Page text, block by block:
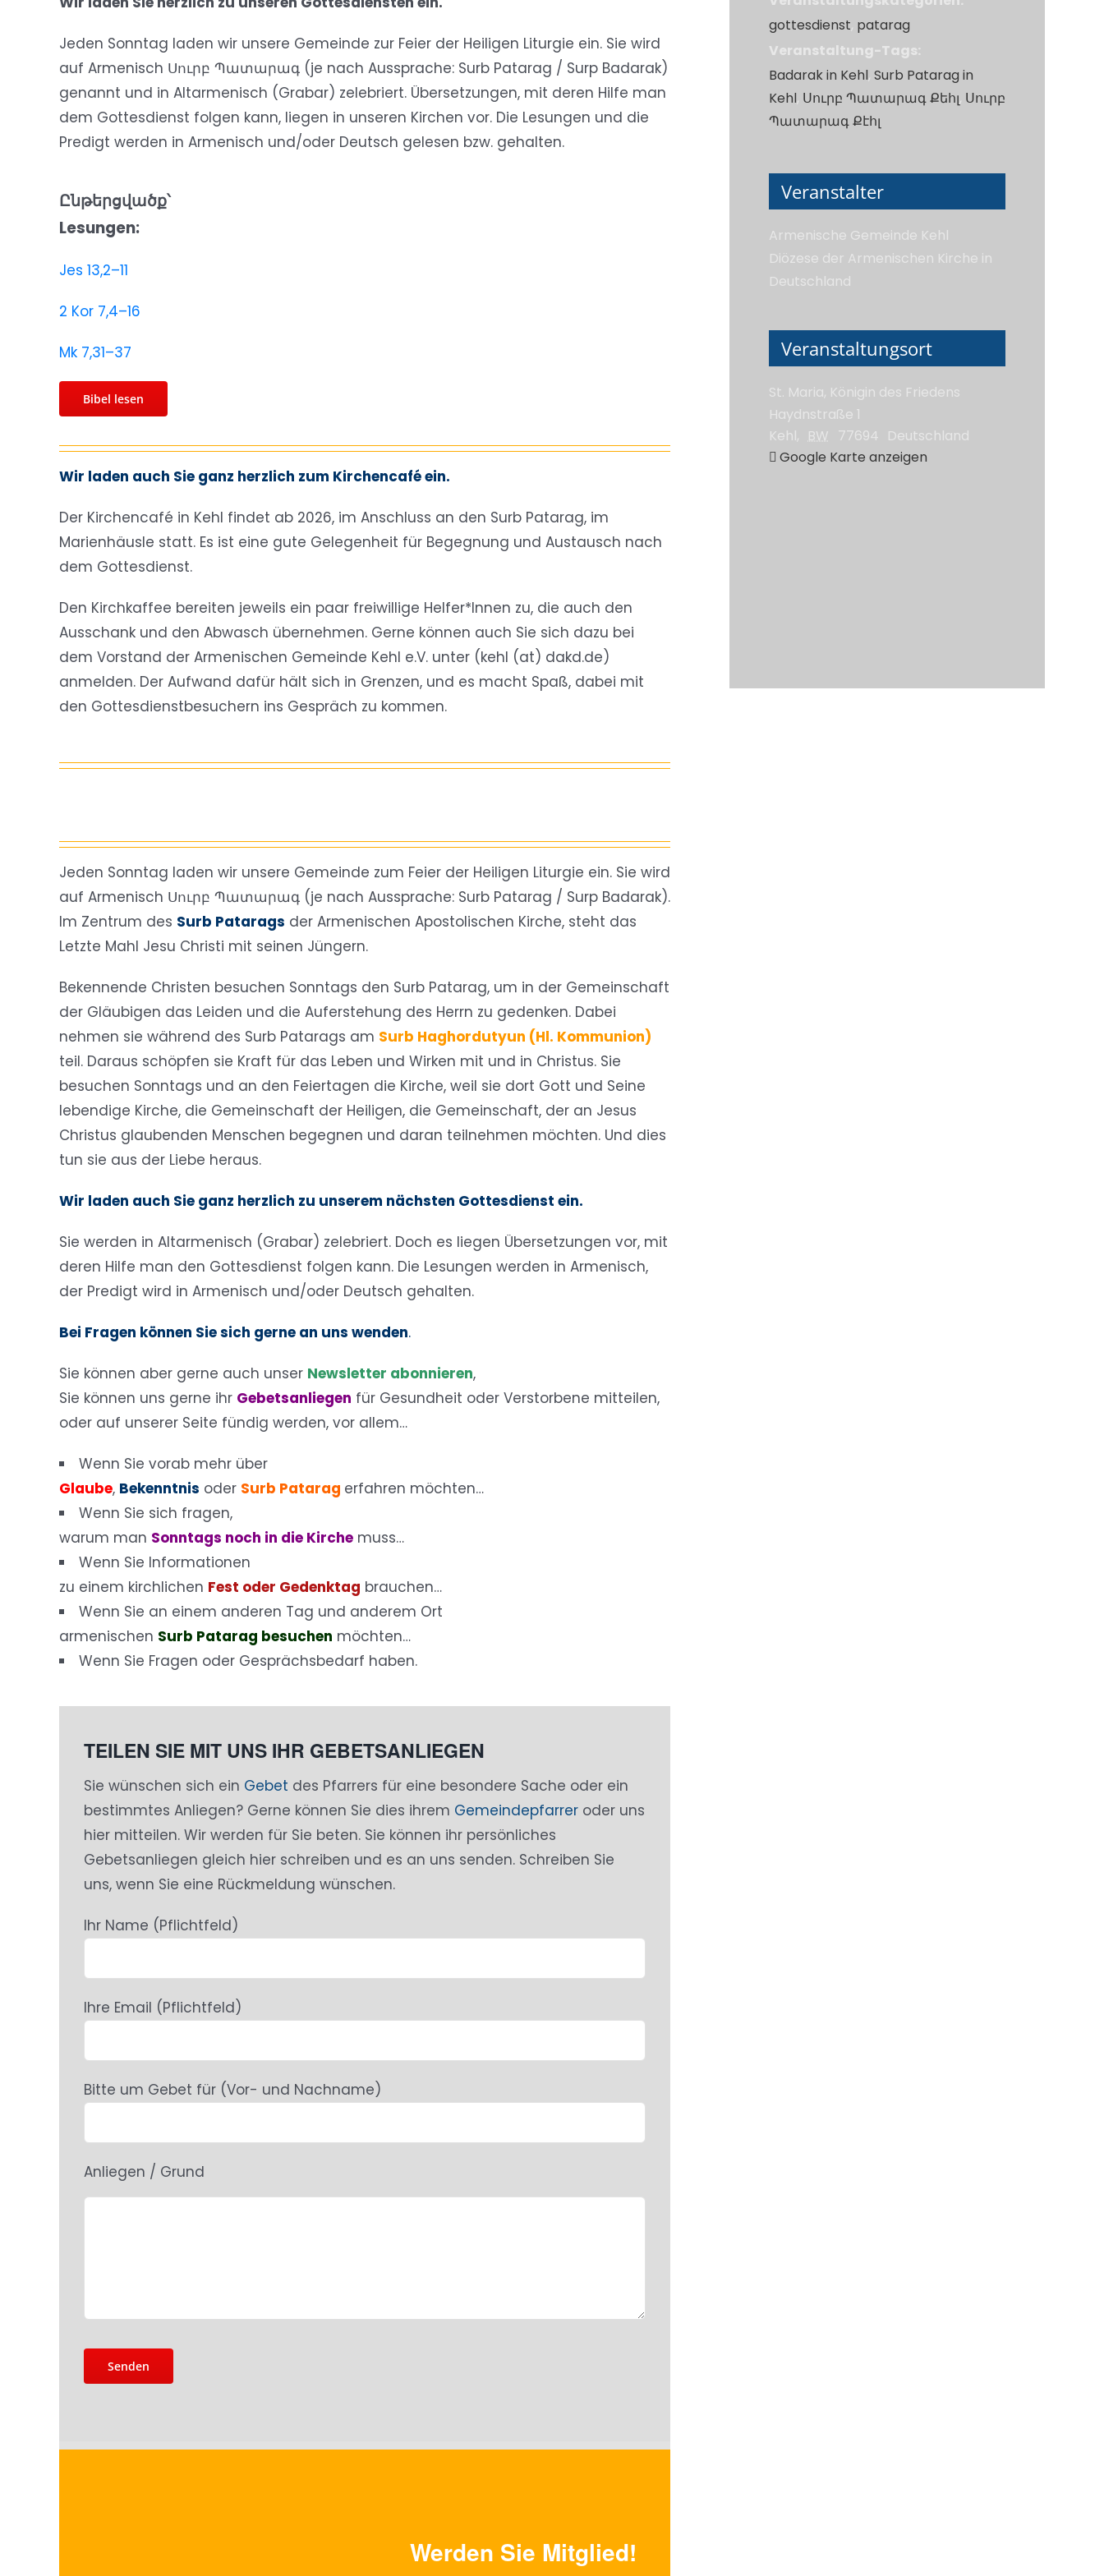
Jeden Sonntag laden wir unsere Gemeinde zur Feier der Heiligen Liturgie ein. Sie wird
auf Armenisch Սուրբ Պատարագ (je nach Aussprache: Surb Patarag / Surp Badarak)
genannt und in Altarmenisch (Grabar) zelebriert. Übersetzungen, mit deren Hilfe man
dem Gottesdienst folgen kann, liegen in unseren Kirchen vor. Die Lesungen und die
Predigt werden in Armenisch und/oder Deutsch gelesen bzw. gehalten.
Ընթերցվածք՝
Lesungen:
Jes 13,2–11
2 Kor 7,4–16
Mk 7,31–37
Bibel lesen
Wir laden auch Sie ganz herzlich zum Kirchencafé ein.
Der Kirchencafé in Kehl findet ab 2026, im Anschluss an den Surb Patarag, im
Marienhäusle statt. Es ist eine gute Gelegenheit für Begegnung und Austausch nach
dem Gottesdienst.
Den Kirchkaffee bereiten jeweils ein paar freiwillige Helfer*Innen zu, die auch den
Ausschank und den Abwasch übernehmen. Gerne können auch Sie sich dazu bei
dem Vorstand der Armenischen Gemeinde Kehl e.V. unter (kehl (at) dakd.de)
anmelden. Der Aufwand dafür hält sich in Grenzen, und es macht Spaß, dabei mit
den Gottesdienstbesuchern ins Gespräch zu kommen.
Jeden Sonntag laden wir unsere Gemeinde zum Feier der Heiligen Liturgie ein. Sie wird
auf Armenisch Սուրբ Պատարագ (je nach Aussprache: Surb Patarag / Surp Badarak).
Im Zentrum des Surb Patarags der Armenischen Apostolischen Kirche, steht das
Letzte Mahl Jesu Christi mit seinen Jüngern.
Bekennende Christen besuchen Sonntags den Surb Patarag, um in der Gemeinschaft
der Gläubigen das Leiden und die Auferstehung des Herrn zu gedenken. Dabei
nehmen sie während des Surb Patarags am Surb Haghordutyun (Hl. Kommunion)
teil. Daraus schöpfen sie Kraft für das Leben und Wirken mit und in Christus. Sie
besuchen Sonntags und an den Feiertagen die Kirche, weil sie dort Gott und Seine
lebendige Kirche, die Gemeinschaft der Heiligen, die Gemeinschaft, der an Jesus
Christus glaubenden Menschen begegnen und daran teilnehmen möchten. Und dies
tun sie aus der Liebe heraus.
Wir laden auch Sie ganz herzlich zu unserem nächsten Gottesdienst ein.
Sie werden in Altarmenisch (Grabar) zelebriert. Doch es liegen Übersetzungen vor, mit
deren Hilfe man den Gottesdienst folgen kann. Die Lesungen werden in Armenisch,
der Predigt wird in Armenisch und/oder Deutsch gehalten.
Bei Fragen können Sie sich gerne an uns wenden.
Sie können aber gerne auch unser Newsletter abonnieren,
Sie können uns gerne ihr Gebetsanliegen für Gesundheit oder Verstorbene mitteilen,
oder auf unserer Seite fündig werden, vor allem…
Wenn Sie vorab mehr über
Glaube, Bekenntnis oder Surb Patarag erfahren möchten…
Wenn Sie sich fragen,
warum man Sonntags noch in die Kirchemuss…
Wenn Sie Informationen
zu einem kirchlichen Fest oder Gedenktag brauchen…
Wenn Sie an einem anderen Tag und anderem Ort
armenischen Surb Patarag besuchen möchten…
Wenn Sie Fragen oder Gesprächsbedarf haben.
TEILEN SIE MIT UNS IHR GEBETSANLIEGEN
Sie wünschen sich ein Gebet des Pfarrers für eine besondere Sache oder ein
bestimmtes Anliegen? Gerne können Sie dies ihrem Gemeindepfarreroder uns
hier mitteilen. Wir werden für Sie beten. Sie können ihr persönliches
Gebetsanliegen gleich hier schreiben und es an uns senden. Schreiben Sie
uns, wenn Sie eine Rückmeldung wünschen.
Ihr Name (Pflichtfeld)
Ihre Email (Pflichtfeld)
Bitte um Gebet für (Vor- und Nachname)
Anliegen / Grund
Werden Sie Mitglied!
gottesdienst, patarag
Veranstaltung-Tags:
Badarak in Kehl, Surb Patarag in
Kehl, Սուրբ Պատարագ Քեհլ, Սուրբ
Պատարագ Քէհլ
Veranstalter
Armenische Gemeinde Kehl
Diözese der Armenischen Kirche in
Deutschland
Veranstaltungsort
St. Maria, Königin des Friedens
Haydnstraße 1
Kehl, BW 77694 Deutschland
Google Karte anzeigen